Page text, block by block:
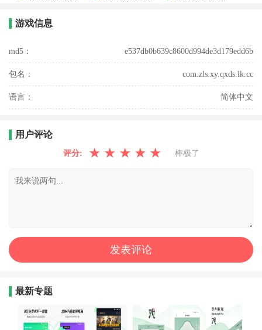
游戏信息
md5： e537db0b639c8600d994de3d179edd6b
包名： com.zls.xy.qxds.lk.cc
语言： 简体中文
用户评论
评分: ★ ★ ★ ★ ★ 棒极了
最新专题